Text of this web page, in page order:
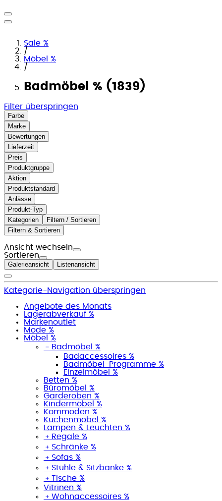
Sale %
/
Möbel %
/
Badmöbel % (1839)
Filter überspringen
Farbe
Marke
Bewertungen
Lieferzeit
Preis
Produktgruppe
Aktion
Produktstandard
Anlässe
Produkt-Typ
Kategorien
Filtern / Sortieren
Filtern & Sortieren
Ansicht wechseln
Sortieren
Galerieansicht Listenansicht
Kategorie-Navigation überspringen
Angebote des Monats
Lagerabverkauf %
Markenoutlet
Mode %
Möbel %
﹣ Badmöbel %
Badaccessoires %
Badmöbel-Programme %
Einzelmöbel %
Betten %
Büromöbel %
Garderoben %
Kindermöbel %
Kommoden %
Küchenmöbel %
Lampen & Leuchten %
﹢ Regale %
﹢ Schränke %
﹢ Sofas %
﹢ Stühle & Sitzbänke %
﹢ Tische %
Vitrinen %
﹢ Wohnaccessoires %